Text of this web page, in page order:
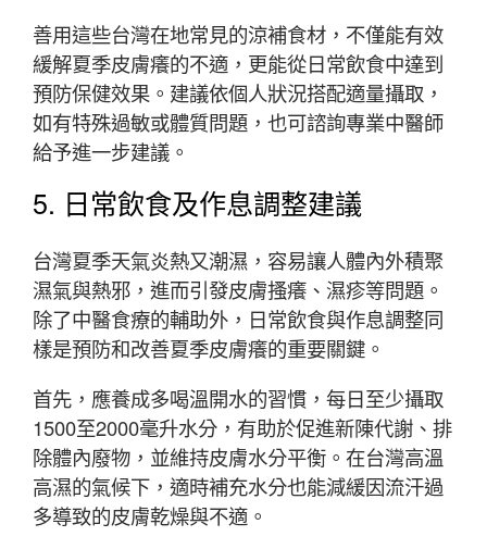
善用這些台灣在地常見的涼補食材，不僅能有效
緩解夏季皮膚癢的不適，更能從日常飲食中達到
預防保健效果。建議依個人狀況搭配適量攝取，
如有特殊過敏或體質問題，也可諮詢專業中醫師
給予進一步建議。
5. 日常飲食及作息調整建議
台灣夏季天氣炎熱又潮濕，容易讓人體內外積聚
濕氣與熱邪，進而引發皮膚搔癢、濕疹等問題。
除了中醫食療的輔助外，日常飲食與作息調整同
樣是預防和改善夏季皮膚癢的重要關鍵。
首先，應養成多喝溫開水的習慣，每日至少攝取
1500至2000毫升水分，有助於促進新陳代謝、排
除體內廢物，並維持皮膚水分平衡。在台灣高溫
高濕的氣候下，適時補充水分也能減緩因流汗過
多導致的皮膚乾燥與不適。